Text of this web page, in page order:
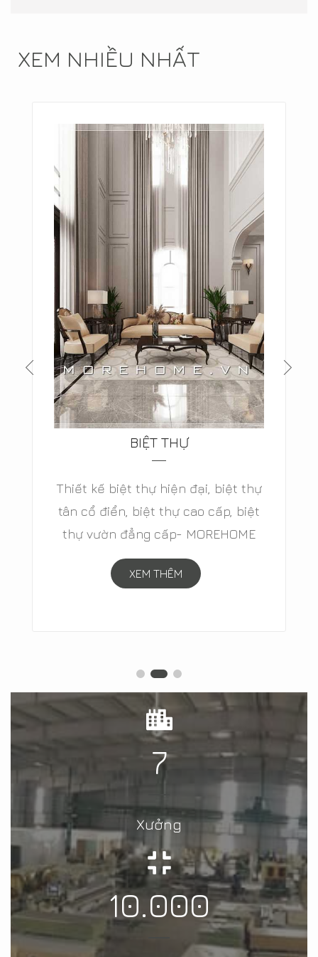
XEM NHIỀU NHẤT
BIỆT THỰ
Thiết kế biệt thự hiện đại, biệt thự
tân cổ điển, biệt thự cao cấp, biệt
thự vườn đẳng cấp- MOREHOME
XEM THÊM
7
Xưởng
10.000